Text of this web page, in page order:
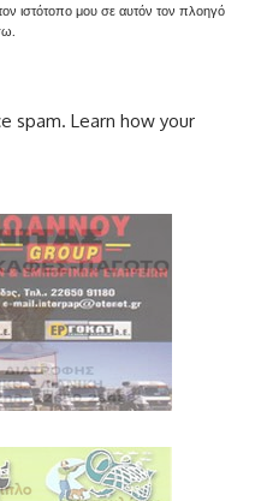
ιστότοπο μου σε αυτόν τον πλοηγό
spam. Learn how your